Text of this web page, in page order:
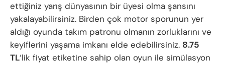
ettiğiniz yarış dünyasının bir üyesi olma şansını
yakalayabilirsiniz. Birden çok motor sporunun yer
aldığı oyunda takım patronu olmanın zorluklarını ve
keyiflerini yaşama imkanı elde edebilirsiniz. 8.75
TL‘lik fiyat etiketine sahip olan oyun ile simülasyon